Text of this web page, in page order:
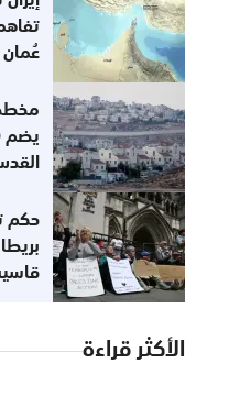
حكم
الأكثر قراءة